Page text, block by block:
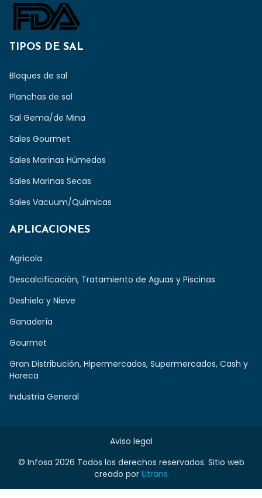
TIPOS DE SAL
Bloques de sal
Planchas de sal
Sal Gema/de Mina
Sales Gourmet
Sales Marinas Húmedas
Sales Marinas Secas
Sales Vacuum/Químicas
APLICACIONES
Agricola
Descalcificación, Tratamiento de Aguas y Piscinas
Deshielo y Nieve
Ganadería
Gourmet
Gran Distribución, Hipermercados, Supermercados, Cash y
Horeca
Industria General
Aviso legal
© Infosa 2026 Todos los derechos reservados. Sitio web
creado por Utrans